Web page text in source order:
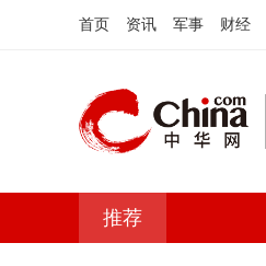
首页 资讯 军事 财经
推荐